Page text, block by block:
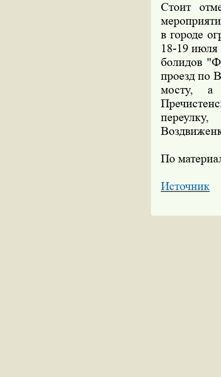
Стоит
в городе
18-19 июля
болидов
проезд по
мосту, а
По
Источник